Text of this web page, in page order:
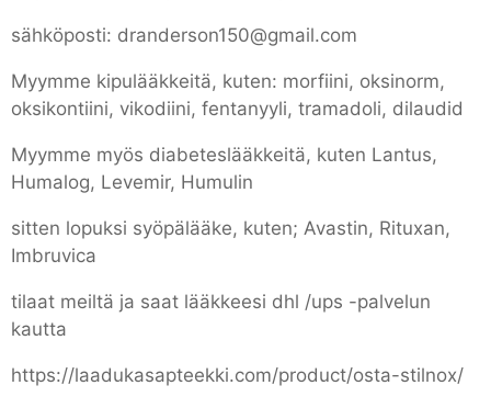
sähköposti: dranderson150@gmail.com
Myymme kipulääkkeitä, kuten: morfiini, oksinorm,
oksikontiini, vikodiini, fentanyyli, tramadoli, dilaudid
Myymme myös diabeteslääkkeitä, kuten Lantus,
Humalog, Levemir, Humulin
sitten lopuksi syöpälääke, kuten; Avastin, Rituxan,
Imbruvica
tilaat meiltä ja saat lääkkeesi dhl /ups -palvelun
kautta
https://laadukasapteekki.com/product/osta-stilnox/